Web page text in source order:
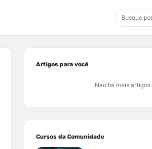
Artigos para você
Não há mais artigos
Cursos da Comunidade